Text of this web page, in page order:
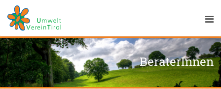
BeraterInnen